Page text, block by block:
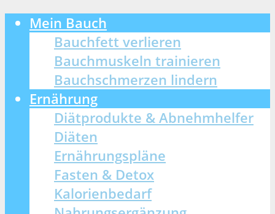
Mein Bauch
Bauchfett verlieren
Bauchmuskeln trainieren
Bauchschmerzen lindern
Ernährung
Diätprodukte & Abnehmhelfer
Diäten
Ernährungspläne
Fasten & Detox
Kalorienbedarf